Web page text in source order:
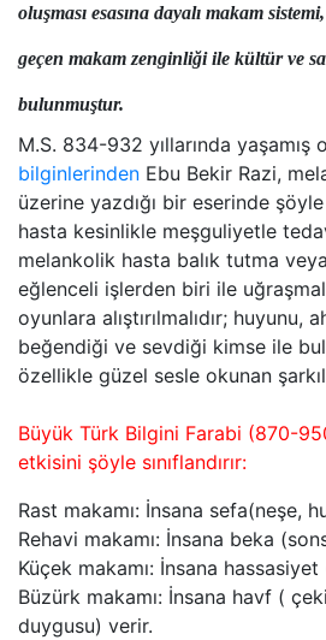
oluşması esasına dayalı makam
geçen makam zenginliği ile kültür ve
bulunmuştur.
M.S. 834-932 yıllarında yaşamış
bilginlerinden Ebu Bekir Razi,
üzerine yazdığı bir eserinde
hasta kesinlikle meşguliyetle
melankolik hasta balık tutma
eğlenceli işlerden biri ile
oyunlara alıştırılmalıdır; huyunu,
beğendiği ve sevdiği kimse ile
özellikle güzel sesle okunan
Büyük Türk Bilgini Farabi (870-
etkisini şöyle sınıflandırır:
Rast makamı: İnsana sefa(neşe,
Rehavi makamı: İnsana beka
Küçek makamı: İnsana hassasiyet
Büzürk makamı: İnsana havf (
duygusu) verir.